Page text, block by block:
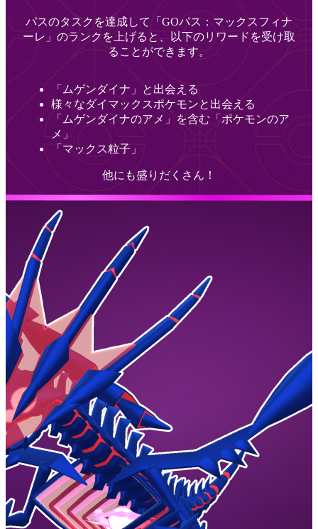
パスのタスクを達成して「GOパス：マックスフィナ
ーレ」のランクを上げると、以下のリワードを受け取
ることができます。
「ムゲンダイナ」と出会える
様々なダイマックスポケモンと出会える
「ムゲンダイナのアメ」を含む「ポケモンのア
メ」
「マックス粒子」
他にも盛りだくさん！